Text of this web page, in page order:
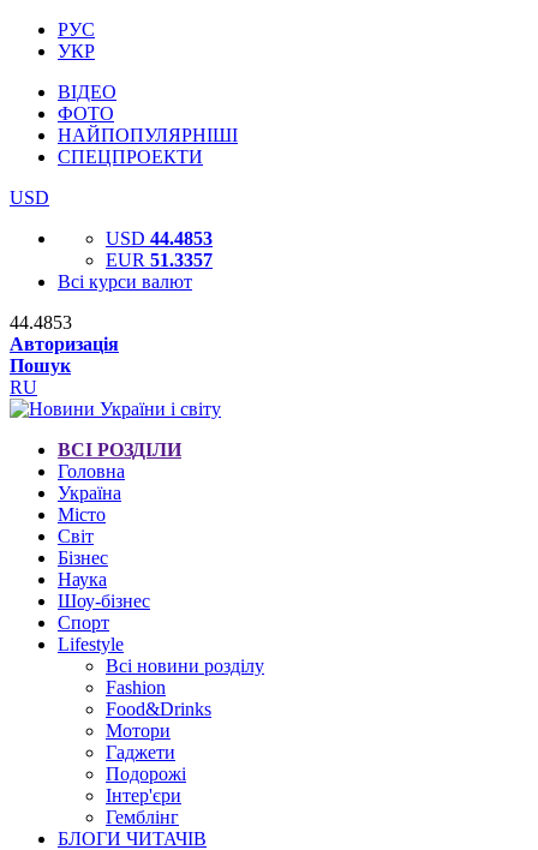
РУС
УКР
ВІДЕО
ФОТО
НАЙПОПУЛЯРНІШІ
СПЕЦПРОЕКТИ
USD
USD 44.4853
EUR 51.3357
Всі курси валют
44.4853
Авторизація
Пошук
RU
ВСІ РОЗДІЛИ
Головна
Україна
Місто
Світ
Бізнес
Наука
Шоу-бізнес
Спорт
Lifestyle
Всі новини розділу
Fashion
Food&Drinks
Мотори
Гаджети
Подорожі
Інтер'єри
Гемблінг
БЛОГИ ЧИТАЧІВ